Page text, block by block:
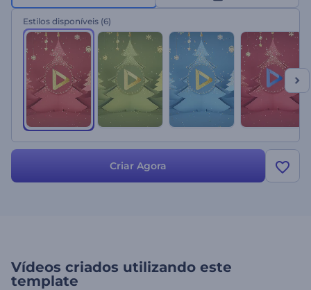
Estilos disponíveis (6)
Criar Agora
Vídeos criados utilizando este
template